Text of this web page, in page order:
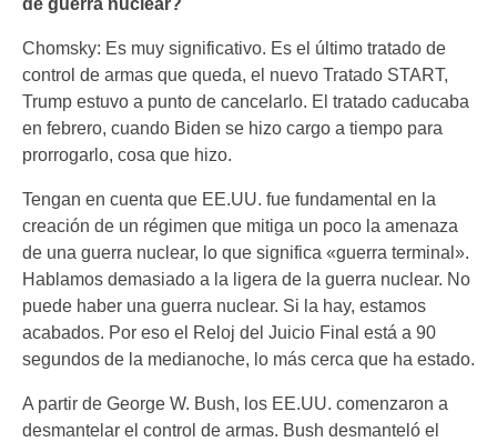
de guerra nuclear?
Chomsky: Es muy significativo. Es el último tratado de
control de armas que queda, el nuevo Tratado START,
Trump estuvo a punto de cancelarlo. El tratado caducaba
en febrero, cuando Biden se hizo cargo a tiempo para
prorrogarlo, cosa que hizo.
Tengan en cuenta que EE.UU. fue fundamental en la
creación de un régimen que mitiga un poco la amenaza
de una guerra nuclear, lo que significa «guerra terminal».
Hablamos demasiado a la ligera de la guerra nuclear. No
puede haber una guerra nuclear. Si la hay, estamos
acabados. Por eso el Reloj del Juicio Final está a 90
segundos de la medianoche, lo más cerca que ha estado.
A partir de George W. Bush, los EE.UU. comenzaron a
desmantelar el control de armas. Bush desmanteló el